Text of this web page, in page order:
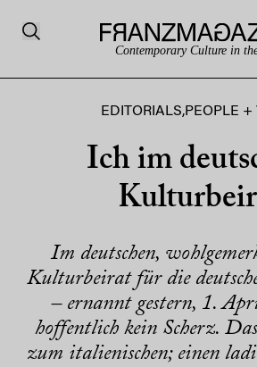
Contemporary Culture in
EDITORIALS,PEOPLE +
Ich im
Im deutschen,
Kulturbeirat für die
– ernannt gestern, 1.
hoffentlich kein Scherz. Das
zum italienischen; einen